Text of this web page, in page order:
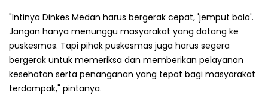
"Intinya Dinkes Medan harus bergerak cepat, 'jemput bola'.
Jangan hanya menunggu masyarakat yang datang ke
puskesmas. Tapi pihak puskesmas juga harus segera
bergerak untuk memeriksa dan memberikan pelayanan
kesehatan serta penanganan yang tepat bagi masyarakat
terdampak," pintanya.